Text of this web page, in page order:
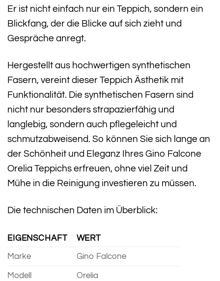
Er ist nicht einfach nur ein Teppich, sondern ein
Blickfang, der die Blicke auf sich zieht und
Gespräche anregt.
Hergestellt aus hochwertigen synthetischen
Fasern, vereint dieser Teppich Ästhetik mit
Funktionalität. Die synthetischen Fasern sind
nicht nur besonders strapazierfähig und
langlebig, sondern auch pflegeleicht und
schmutzabweisend. So können Sie sich lange an
der Schönheit und Eleganz Ihres Gino Falcone
Orelia Teppichs erfreuen, ohne viel Zeit und
Mühe in die Reinigung investieren zu müssen.
Die technischen Daten im Überblick:
EIGENSCHAFT WERT
Marke Gino Falcone
Modell Orelia